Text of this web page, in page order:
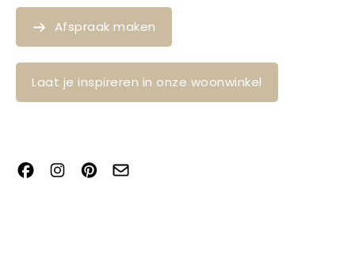
Afspraak maken
Laat je inspireren in onze woonwinkel